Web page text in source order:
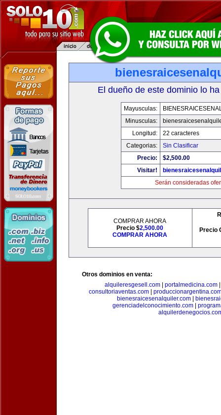
El dueño de este dominio lo
Mayusculas:
Minusculas:
Longitud:
22 caracteres
Categorias:
Sin Clasificar
Precio:
$2,500.00
Visitar!
Serán consideradas
COMPRAR AHORA
Precio $2,500.00
COMPRAR AHORA
Precio
Otros dominios en venta:
alquileresgesell.com| portalmedicina.com
consultoriaventas.com|
bienesraicesenalquiler.com|
gerenciadelconocimiento.com